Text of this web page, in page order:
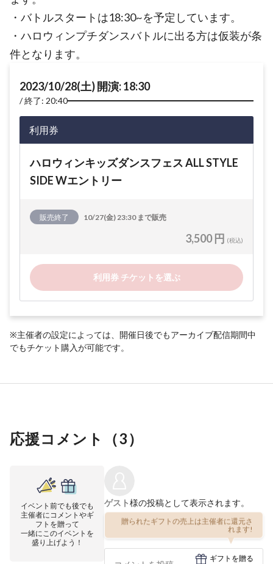
・バトルスタートは18:30~を予定しています。
・ハロウィンプチダンスバトルに出る方は仮装が条
件となります。
2023/10/28(土) 開演: 18:30
終了: 20:40
利用券
ハロウィンキッズダンスフェス ALL STYLE
SIDE Wエントリー
販売終了 10/27(金) 23:30 まで販売
3,500 円 (税込)
利用券 チケットを選ぶ
※主催者の設定によっては、開催日後でもアーカイブ配信期間中
でもチケット購入が可能です。
応援コメント（3）
イベント前でも後でも
主催者にコメントやギ
フトを贈って
一緒にこのイベントを
盛り上げよう！
ゲスト様の投稿として表示されます。
贈られたギフトの売上は主催者に還元さ
れます!
ギフトを贈る